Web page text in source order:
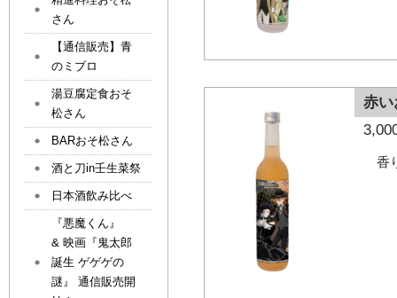
赤
香
さん
【通信販売】青
のミブロ
湯豆腐定食おそ
松さん
BARおそ松さん
酒と刀in壬生菜祭
日本酒飲み比べ
『悪魔くん』
& 映画『鬼太郎
誕生 ゲゲゲの
謎』 通信販売開